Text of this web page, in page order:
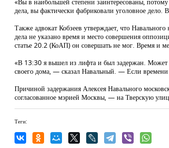
дела, вы фактически фабриковали уголовное
Также адвокат Кобзеев утверждает, что
дела не указано время и место совершения
статье 20.2 (КоАП) он совершать не мог. Время и
«В 13:30 я вышел из лифта и был задержан. Может
своего дома, — сказал Навальный. — Если времени
Причиной задержания Алексея Навального
согласованное мэрией Москвы, — на Тверскую
Теги: